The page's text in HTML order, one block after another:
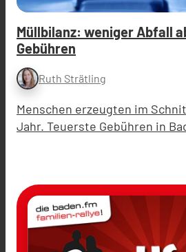
Müllbilanz: weniger Abfall
Gebühren
Ruth Strätling
Menschen erzeugten im
Jahr. Teuerste Gebühren in